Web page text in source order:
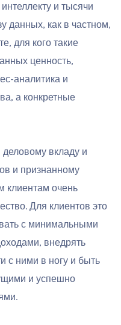
и тысячи
данных, как в частном,
для кого такие
ценность,
аналитика и
а конкретные
вкладу и
и признанному
клиентам очень
Для клиентов это
с минимальными
внедрять
с ними в ногу и быть
и успешно